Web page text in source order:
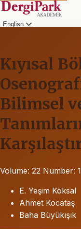
English
Kıyısal
Bilimsel
Volume: 22 Number: 1
E. Yeşim Köksal
Ahmet Kocataş
Baha Büyükışık